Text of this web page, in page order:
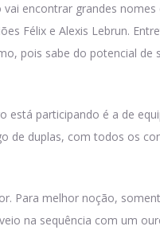
encontrar grandes nomes
Félix e Alexis Lebrun.
pois sabe do potencial de
está participando é a de
de duplas, com todos os
Para melhor noção,
na sequência com um